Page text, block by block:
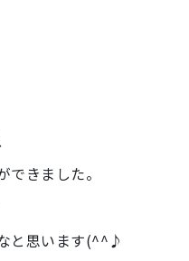
きました。
と思います(^^♪